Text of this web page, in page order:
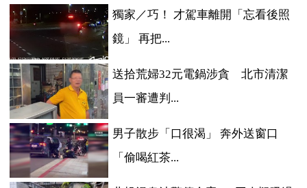
獨家／巧！ 才駕車離開「忘看後照
鏡」 再把...
送拾荒婦32元電鍋涉貪 北市清潔
員一審遭判...
男子散步「口很渴」 奔外送窗口
「偷喝紅茶...